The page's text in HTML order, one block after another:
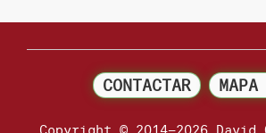
CONTACTAR MAPA